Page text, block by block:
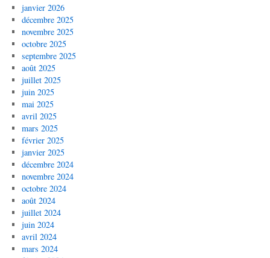
janvier 2026
décembre 2025
novembre 2025
octobre 2025
septembre 2025
août 2025
juillet 2025
juin 2025
mai 2025
avril 2025
mars 2025
février 2025
janvier 2025
décembre 2024
novembre 2024
octobre 2024
août 2024
juillet 2024
juin 2024
avril 2024
mars 2024